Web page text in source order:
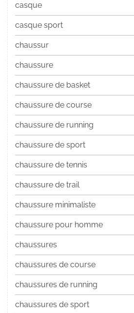
casque
casque sport
chaussur
chaussure
chaussure de basket
chaussure de course
chaussure de running
chaussure de sport
chaussure de tennis
chaussure de trail
chaussure minimaliste
chaussure pour homme
chaussures
chaussures de course
chaussures de running
chaussures de sport